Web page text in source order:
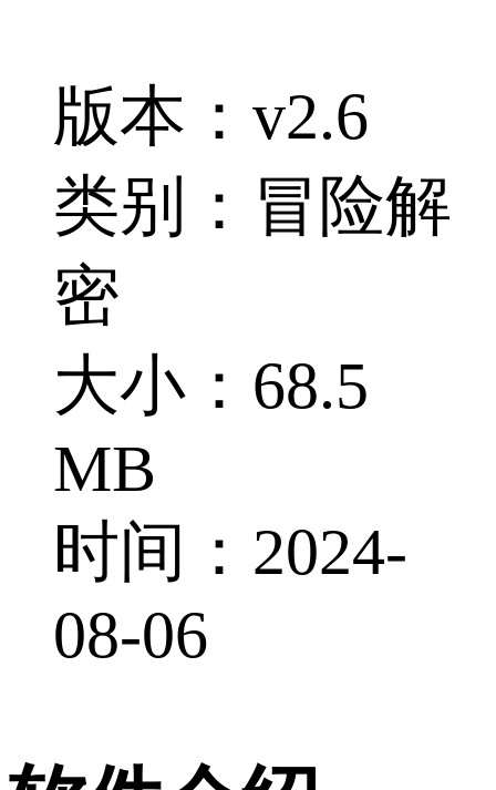
版本：v2.6
类别：冒险解
密
大小：68.5
MB
时间：2024-
08-06